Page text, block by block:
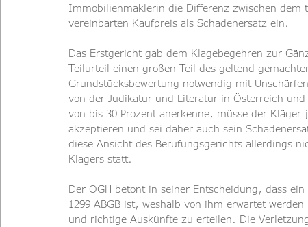
Immobilienmaklerin die Differenz zwischen dem
vereinbarten Kaufpreis als Schadenersatz ein.
Das Erstgericht gab dem Klagebegehren zur
Teilurteil einen großen Teil des geltend
Grundstücksbewertung notwendig mit
von der Judikatur und Literatur in Österreich
von bis 30 Prozent anerkenne, müsse der Kläger
akzeptieren und sei daher auch sein
diese Ansicht des Berufungsgerichts allerdings
Klägers statt.
Der OGH betont in seiner Entscheidung, dass
1299 ABGB ist, weshalb von ihm erwartet
und richtige Auskünfte zu erteilen. Die